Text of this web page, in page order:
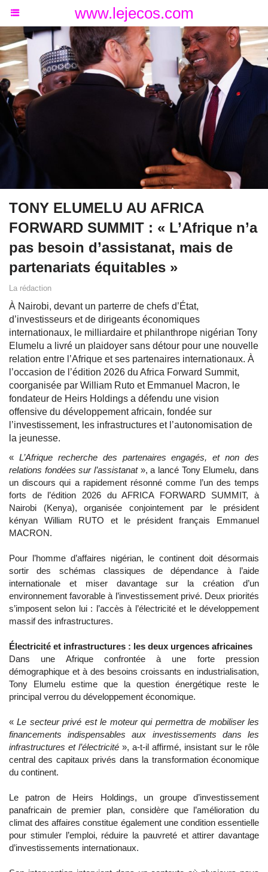
www.lejecos.com
TONY ELUMELU AU AFRICA
FORWARD SUMMIT : « L’Afrique n’a
pas besoin d’assistanat, mais de
partenariats équitables »
La rédaction
À Nairobi, devant un parterre de chefs d’État,
d’investisseurs et de dirigeants économiques
internationaux, le milliardaire et philanthrope nigérian Tony
Elumelu a livré un plaidoyer sans détour pour une nouvelle
relation entre l’Afrique et ses partenaires internationaux. À
l’occasion de l’édition 2026 du Africa Forward Summit,
coorganisée par William Ruto et Emmanuel Macron, le
fondateur de Heirs Holdings a défendu une vision
offensive du développement africain, fondée sur
l’investissement, les infrastructures et l’autonomisation de
la jeunesse.
« L’Afrique recherche des partenaires engagés, et non des
relations fondées sur l’assistanat», a lancé Tony Elumelu, dans
un discours qui a rapidement résonné comme l’un des temps
forts de l’édition 2026 du AFRICA FORWARD SUMMIT, à
Nairobi (Kenya), organisée conjointement par le président
kényan William RUTO et le président français Emmanuel
MACRON.
Pour l’homme d’affaires nigérian, le continent doit désormais
sortir des schémas classiques de dépendance à l’aide
internationale et miser davantage sur la création d’un
environnement favorable à l’investissement privé. Deux priorités
s’imposent selon lui : l’accès à l’électricité et le développement
massif des infrastructures.
Électricité et infrastructures : les deux urgences africaines
Dans une Afrique confrontée à une forte pression
démographique et à des besoins croissants en industrialisation,
Tony Elumelu estime que la question énergétique reste le
principal verrou du développement économique.
«Le secteur privé est le moteur qui permettra de mobiliser les
financements indispensables aux investissements dans les
infrastructures et l’électricité », a-t-il affirmé, insistant sur le rôle
central des capitaux privés dans la transformation économique
du continent.
Le patron de Heirs Holdings, un groupe d’investissement
panafricain de premier plan, considère que l’amélioration du
climat des affaires constitue également une condition essentielle
pour stimuler l’emploi, réduire la pauvreté et attirer davantage
d’investissements internationaux.